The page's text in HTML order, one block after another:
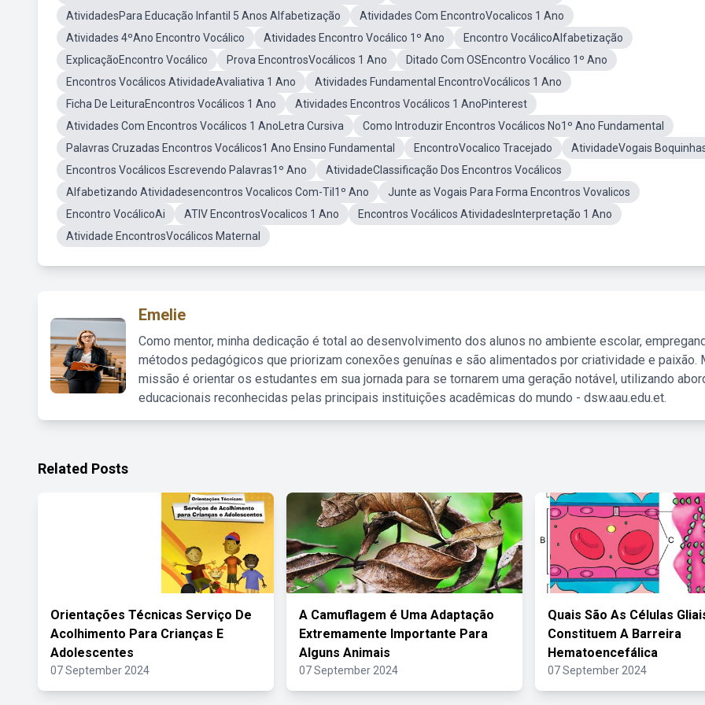
AtividadesPara Educação Infantil 5 Anos Alfabetização
Atividades Com EncontroVocalicos 1 Ano
Atividades 4ºAno Encontro Vocálico
Atividades Encontro Vocálico 1º Ano
Encontro VocálicoAlfabetização
ExplicaçãoEncontro Vocálico
Prova EncontrosVocálicos 1 Ano
Ditado Com OSEncontro Vocálico 1º Ano
Encontros Vocálicos AtividadeAvaliativa 1 Ano
Atividades Fundamental EncontroVocálicos 1 Ano
Ficha De LeituraEncontros Vocálicos 1 Ano
Atividades Encontros Vocálicos 1 AnoPinterest
Atividades Com Encontros Vocálicos 1 AnoLetra Cursiva
Como Introduzir Encontros Vocálicos No1º Ano Fundamental
Palavras Cruzadas Encontros Vocálicos1 Ano Ensino Fundamental
EncontroVocalico Tracejado
AtividadeVogais
Encontros Vocálicos Escrevendo Palavras1º Ano
AtividadeClassificação Dos Encontros Vocálicos
Alfabetizando Atividadesencontros Vocalicos Com-Til1º Ano
Junte as Vogais Para Forma Encontros Vovalicos
Encontro VocálicoAi
ATIV EncontrosVocalicos 1 Ano
Encontros Vocálicos AtividadesInterpretação 1 Ano
Atividade EncontrosVocálicos Maternal
Emelie
Como mentor, minha dedicação é total ao desenvolvimento dos alunos no ambiente escolar,
métodos pedagógicos que priorizam conexões genuínas e são alimentados por criatividade e paixão.
missão é orientar os estudantes em sua jornada para se tornarem uma geração notável, utilizando
educacionais reconhecidas pelas principais instituições acadêmicas do mundo - dsw.aau.edu.et.
Related Posts
Orientações Técnicas Serviço De
Acolhimento Para Crianças E
Adolescentes
07 September 2024
A Camuflagem é Uma Adaptação
Extremamente Importante Para
Alguns Animais
07 September 2024
Quais São As Células
Constituem A Barreira
Hematoencefálica
07 September 2024